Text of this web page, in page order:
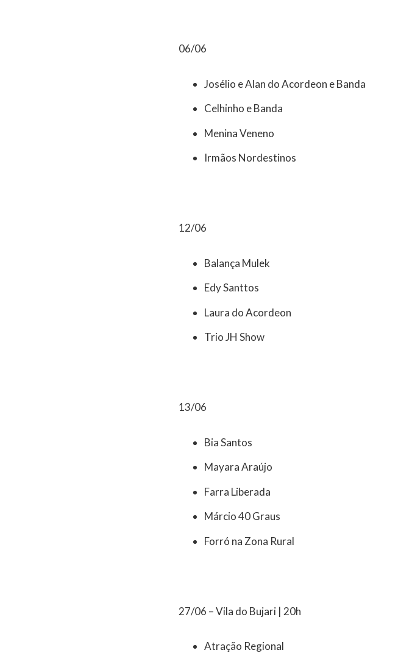
06/06
Josélio e Alan do Acordeon e Banda
Celhinho e Banda
Menina Veneno
Irmãos Nordestinos
12/06
Balança Mulek
Edy Santtos
Laura do Acordeon
Trio JH Show
13/06
Bia Santos
Mayara Araújo
Farra Liberada
Márcio 40 Graus
Forró na Zona Rural
27/06 – Vila do Bujari | 20h
Atração Regional